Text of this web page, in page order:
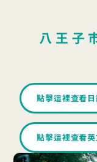
八王子
點擊這裡查看日
點擊這裡查看英